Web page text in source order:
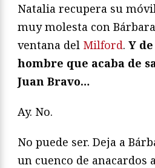
Natalia recupera su
muy molesta con
ventana del Milford. Y
hombre que acaba de
Juan Bravo…
Ay. No.
No puede ser. Deja a
un cuenco de anacardos